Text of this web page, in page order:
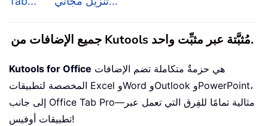
جميع الإضافات من Kutools مُثبَّتة عبر مثبِّت واحد.
Kutools for Office
المخصصة لتطبيقات Excel وWord وOutlook وPowerPoint،
إلى جانب Office Tab Pro—مثالية تمامًا للفِرق التي تعمل عبر
تطبيقات أوفيس!